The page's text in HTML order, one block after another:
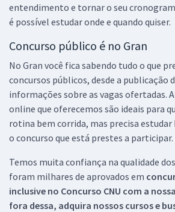
entendimento e tornar o seu
é possível estudar onde e quando quiser.
Concurso público é no Gran
No Gran você fica sabendo tudo o que
concursos públicos, desde a publicação
informações sobre as vagas ofertadas.
online que oferecemos são ideais para
rotina bem corrida, mas precisa
o concurso que está prestes a participar.
Temos muita confiança na qualidade
foram milhares de aprovados em
inclusive no Concurso CNU com a
fora dessa, adquira nossos cursos e